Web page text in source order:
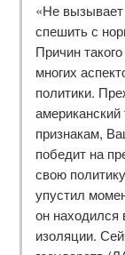
«Не
спешить с
Причин
многих
политики.
признакам,
победит на
свою
упустил
он находился
изоляции.